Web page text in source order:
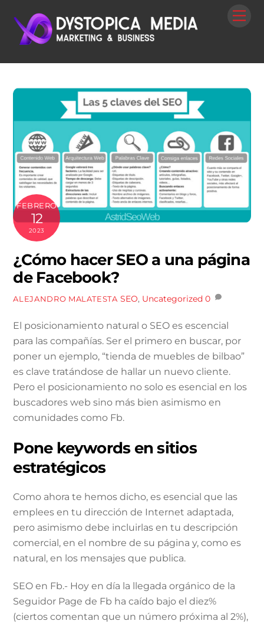
content
FEBRERO
12
2023
¿Cómo hacer SEO a una página
de Facebook?
ALEJANDRO MALATESTA SEO, Uncategorized 0
El posicionamiento natural o SEO es escencial
para las compañías. Ser el primero en buscar, por
poner un ejemplo, “tienda de muebles de bilbao”
es clave tratándose de hallar un nuevo cliente.
Pero el posicionamiento no solo es esencial en los
buscadores web sino más bien asimismo en
comunidades como Fb.
Pone keywords en sitios
estratégicos
Como ahora te hemos dicho, es esencial que las
emplees en tu dirección de Internet adaptada,
pero asimismo debe incluirlas en tu descripción
comercial, en el nombre de su página y, como es
natural, en los mensajes que publica.
SEO en Fb.- Hoy en día la llegada orgánico de la
Seguidor Page de Fb ha caído bajo el diez%
(ciertos comentan que un número próxima al 2%),